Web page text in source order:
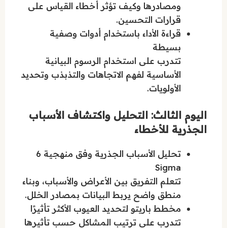
ومصادرها وكيف تؤثر أخطاء القياس على
قرارات التحسين.
قراءة الأداء باستخدام أدوات وصفية
بسيطة
تتدرب على استخدام الرسوم البيانية
الأساسية لفهم الاتجاهات والتذبذب وتحديد
الأولويات.
اليوم الثالث: التحليل واكتشاف الأسباب
الجذرية للأخطاء
تحليل الأسباب الجذرية وفق منهجية 6
Sigma
تتعلم التفريق بين الأعراض والأسباب، وبناء
منطق واضح يربط البيانات بمصادر الخلل.
مخطط باريتو لتحديد العيوب الأكثر تأثيرًا
تتدرب على ترتيب المشاكل حسب تأثيرها